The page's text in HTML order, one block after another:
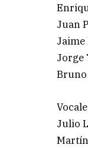
Juan
Jorge
Bruno
Julio